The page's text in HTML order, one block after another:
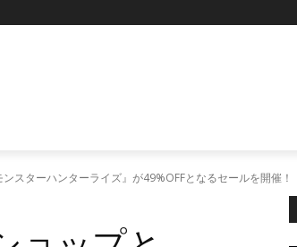
スターハンターライズ』が49%OFFとなるセールを開催！